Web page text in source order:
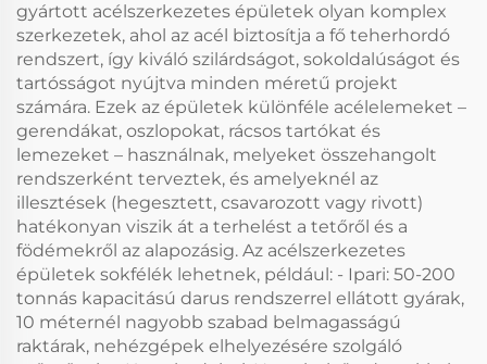
gyártott acélszerkezetes épületek olyan komplex
szerkezetek, ahol az acél biztosítja a fő teherhordó
rendszert, így kiváló szilárdságot, sokoldalúságot és
tartósságot nyújtva minden méretű projekt
számára. Ezek az épületek különféle acélelemeket –
gerendákat, oszlopokat, rácsos tartókat és
lemezeket – használnak, melyeket összehangolt
rendszerként terveztek, és amelyeknél az
illesztések (hegesztett, csavarozott vagy rivott)
hatékonyan viszik át a terhelést a tetőről és a
födémekről az alapozásig. Az acélszerkezetes
épületek sokfélék lehetnek, például: - Ipari: 50-200
tonnás kapacitású darus rendszerrel ellátott gyárak,
10 méternél nagyobb szabad belmagasságú
raktárak, nehézgépek elhelyezésére szolgáló